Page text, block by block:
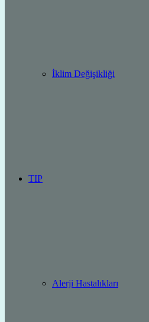
İklim Değişikliği
TIP
Alerji Hastalıkları